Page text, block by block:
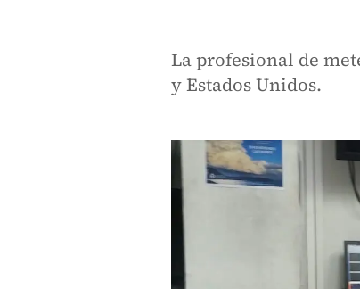
La profesional de
y Estados Unidos.